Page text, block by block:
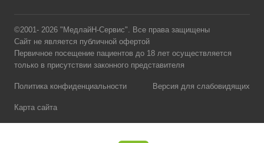
©2001- 2026 "МедлайН-Сервис". Все права защищены
Сайт не является публичной офертой
Первичное посещение пациентов до 18 лет осуществляется
только в присутствии законного представителя
Политика конфиденциальности Версия для слабовидящих
Карта сайта